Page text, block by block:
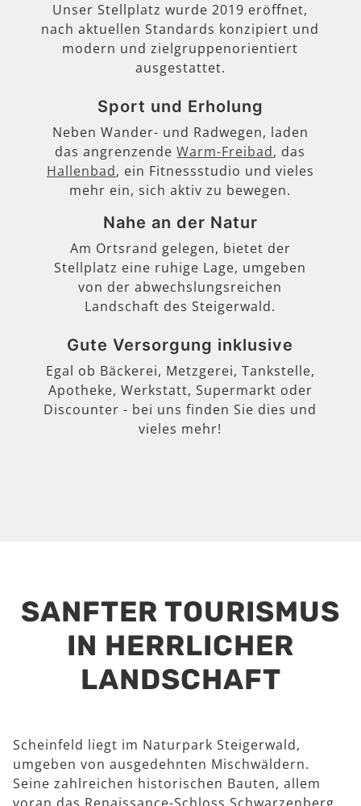
Unser Stellplatz wurde 2019 eröffnet,
nach aktuellen Standards konzipiert und
modern und zielgruppenorientiert
ausgestattet.
Sport und Erholung
Neben Wander- und Radwegen, laden
das angrenzendeWarm-Freibad, das
Hallenbad, ein Fitnessstudio und vieles
mehr ein, sich aktiv zu bewegen.
Nahe an der Natur
Am Ortsrand gelegen, bietet der
Stellplatz eine ruhige Lage, umgeben
von der abwechslungsreichen
Landschaft des Steigerwald.
Gute Versorgung inklusive
Egal ob Bäckerei, Metzgerei, Tankstelle,
Apotheke, Werkstatt, Supermarkt oder
Discounter - bei uns finden Sie dies und
vieles mehr!
SANFTER TOURISMUS
IN HERRLICHER
LANDSCHAFT
Scheinfeld liegt im Naturpark Steigerwald,
umgeben von ausgedehnten Mischwäldern.
Seine zahlreichen historischen Bauten, allem